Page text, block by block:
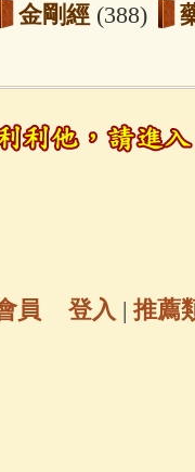
金剛經 (388)
地藏經(225)
聖救度佛母(
員 登入 | 推薦